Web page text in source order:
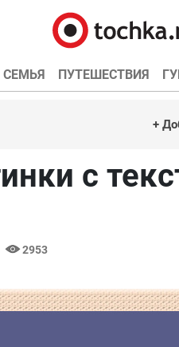
СЕМЬЯ ПУТЕШЕСТВИЯ
+
с
2953